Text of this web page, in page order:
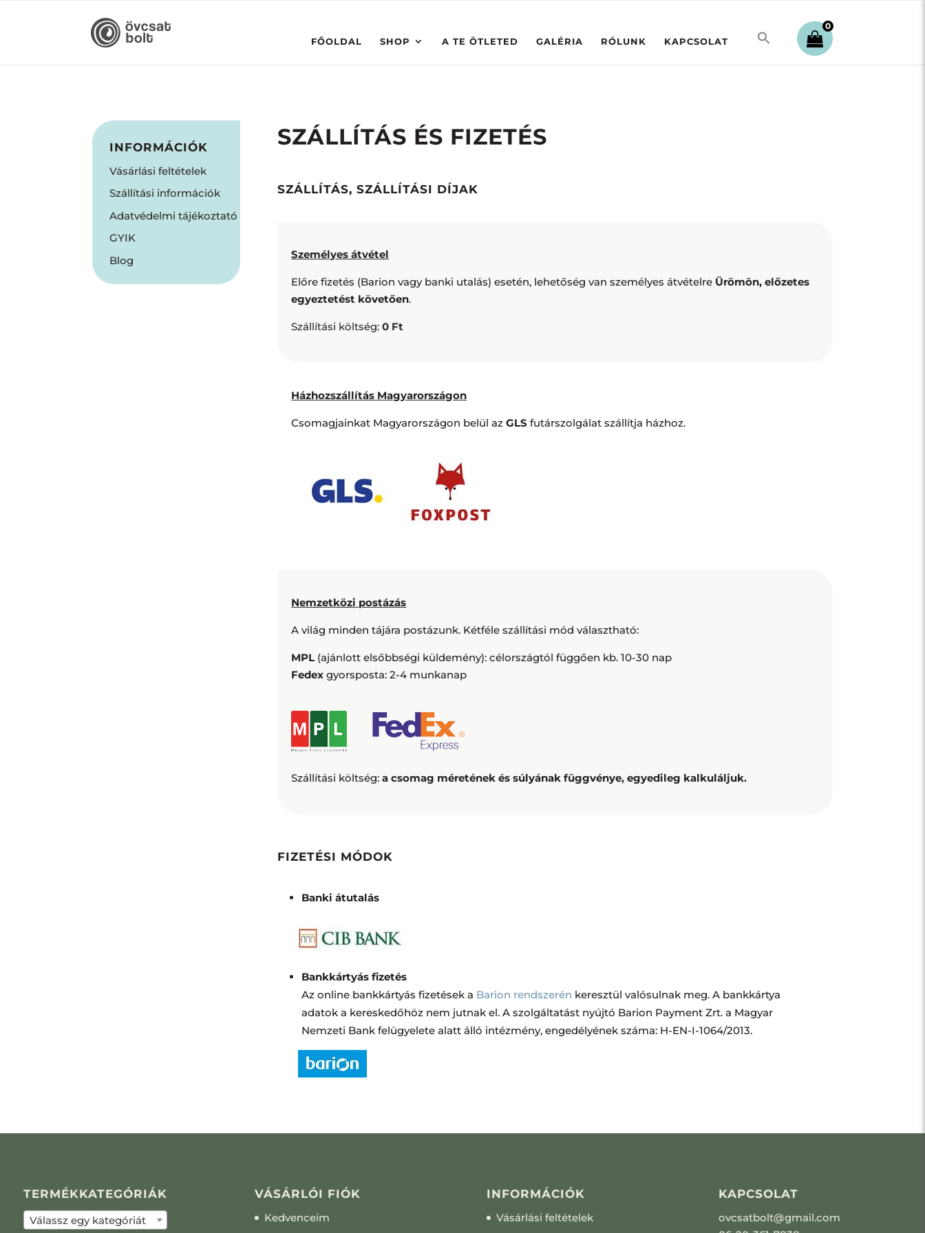
FŐOLDAL SHOP A TE ÖTLETED GALÉRIA RÓLUNK KAPCSOLAT
0
INFORMÁCIÓK
Vásárlási feltételek
Szállítási információk
Adatvédelmi tájékoztató
GYIK
Blog
SZÁLLÍTÁS ÉS FIZETÉS
SZÁLLÍTÁS, SZÁLLÍTÁSI DÍJAK
Személyes átvétel
Előre fizetés (Barion vagy banki utalás) esetén, lehetőség van személyesátvételre Ürömön, előzetes
egyeztetést követően.
Szállítási költség: 0 Ft
Házhozszállítás Magyarországon
Csomagjainkat Magyarországon belül azGLS futárszolgálat szállítja házhoz.
Nemzetközi postázás
A világ minden tájára postázunk. Kétféle szállítási mód választható:
MPL (ajánlott elsőbbségi küldemény): célországtól függően kb. 10-30 nap
Fedex gyorsposta: 2-4 munkanap
Szállítási költség: a csomag méretének és súlyának függvénye, egyedileg kalkuláljuk.
FIZETÉSI MÓDOK
Banki átutalás
Bankkártyás fizetés
Az online bankkártyás fizetések a Barion rendszerén keresztül valósulnak meg. A bankkártya
adatok a kereskedőhöz nem jutnak el. A szolgáltatást nyújtó Barion Payment Zrt. a Magyar
Nemzeti Bank felügyelete alatt álló intézmény, engedélyének száma: H-EN-I-1064/2013.
TERMÉKKATEGÓRIÁK
Válassz egy kategóriát
VÁSÁRLÓI FIÓK
Kedvenceim
INFORMÁCIÓK
Vásárlási feltételek
KAPCSOLAT
ovcsatbolt@gmail.com